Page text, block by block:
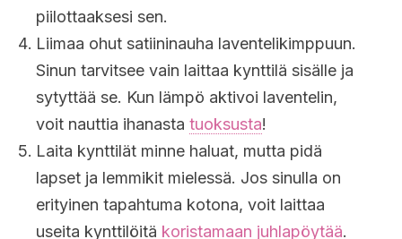
piilottaaksesi sen.
Liimaa ohut satiininauha laventelikimppuun.
Sinun tarvitsee vain laittaa kynttilä sisälle ja
sytyttää se. Kun lämpö aktivoi laventelin,
voit nauttia ihanasta tuoksusta!
Laita kynttilät minne haluat, mutta pidä
lapset ja lemmikit mielessä. Jos sinulla on
erityinen tapahtuma kotona, voit laittaa
useita kynttilöitä koristamaan juhlapöytää.